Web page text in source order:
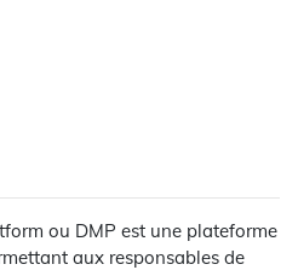
ou DMP est une plateforme
aux responsables de